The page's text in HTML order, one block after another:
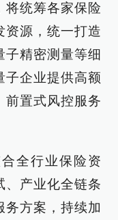
将统筹各家保险
资源，统一打造
子精密测量等细
子企业提供高额
前置式风控服务
全行业保险资
、产业化全链条
务方案，持续加